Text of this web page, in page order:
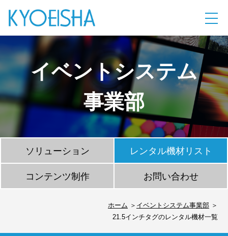
イベントシステム
事業部
ソリューション レンタル機材リスト
コンテンツ制作 お問い合わせ
ホーム
イベントシステム事業部
21.5インチタグのレンタル機材一覧